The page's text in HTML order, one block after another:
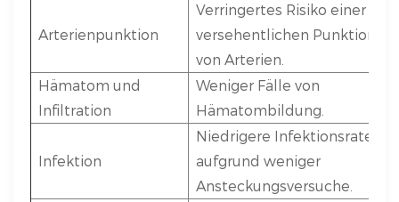
Arterienpunktion
Verringertes Risiko einer
versehentlichen Punktion
von Arterien.
Hämatom und
Infiltration
Weniger Fälle von
Hämatombildung.
Infektion
Niedrigere Infektionsraten
aufgrund weniger
Ansteckungsversuche.